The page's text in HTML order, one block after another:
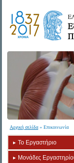
Αρχική σελίδα » Επικοινωνία
Το Εργαστήριο
Μονάδες